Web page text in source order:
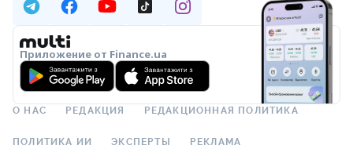
Приложение от Finance.ua
О НАС РЕДАКЦИЯ РЕДАКЦИОННАЯ ПОЛИТИКА
ПОЛИТИКА ИИ ЭКСПЕРТЫ РЕКЛАМА